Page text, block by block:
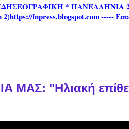
* ΠΑΝΕΛΛΗΝΙΑ
fnpress.blogspot.com -----
ΜΑΣ: "Ηλιακή